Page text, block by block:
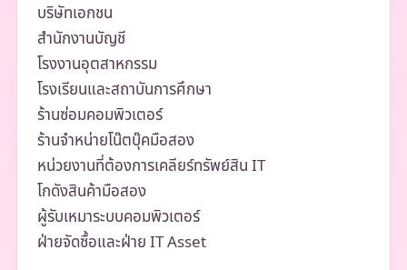
บริษัทเอกชน
สำนักงานบัญชี
โรงงานอุตสาหกรรม
โรงเรียนและสถาบันการศึกษา
ร้านซ่อมคอมพิวเตอร์
ร้านจำหน่ายโน๊ตบุ๊คมือสอง
หน่วยงานที่ต้องการเคลียร์ทรัพย์สิน IT
โกดังสินค้ามือสอง
ผู้รับเหมาระบบคอมพิวเตอร์
ฝ่ายจัดซื้อและฝ่าย IT Asset